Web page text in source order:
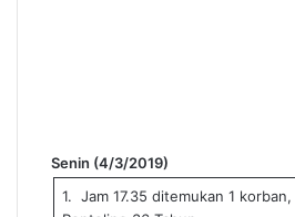
Senin (4/3/2019)
1. Jam 17.35 ditemukan 1